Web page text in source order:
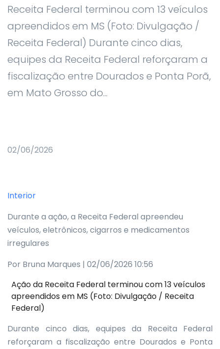
Receita Federal terminou com 13 veículos
apreendidos em MS (Foto: Divulgação /
Receita Federal) Durante cinco dias,
equipes da Receita Federal reforçaram a
fiscalização entre Dourados e Ponta Porã,
em Mato Grosso do...
02/06/2026
Interior
Durante a ação, a Receita Federal apreendeu
veículos, eletrônicos, cigarros e medicamentos
irregulares
Por Bruna Marques | 02/06/2026 10:56
Ação da Receita Federal terminou com 13 veículos
apreendidos em MS (Foto: Divulgação / Receita
Federal)
Durante cinco dias, equipes da Receita Federal
reforçaram a fiscalização entre Dourados e Ponta